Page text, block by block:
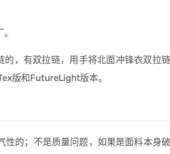
，有双拉链，用手将北面冲锋衣双拉链
版和FutureLight版本。
性的；不是质量问题，如果是面料本身破